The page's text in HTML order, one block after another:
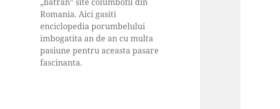
Romania. Aici gasiti
enciclopedia porumbelului
imbogatita an de an cu multa
pasiune pentru aceasta pasare
fascinanta.